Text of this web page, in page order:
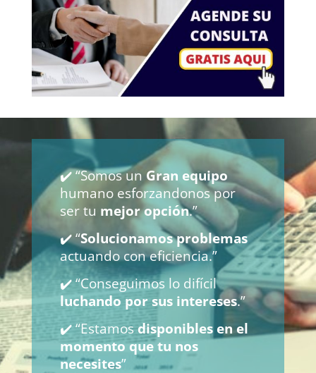
✔️ “Somos un Gran equipo
humano esforzandonos por
ser tu mejor opción.”
✔️ “Solucionamos problemas
actuando con eficiencia.”
✔️ “Conseguimos lo difícil
luchando por sus intereses.”
✔️ “Estamosdisponibles en el
momento que tu nos
necesites”